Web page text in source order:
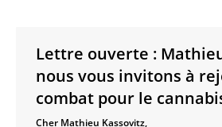
Lettre ouverte :
nous vous invitons à
combat pour le
Cher Mathieu Kassovitz,